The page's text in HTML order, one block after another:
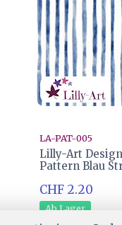
LA-PAT-005
Lilly-Art
Pattern Blau
CHF 2.20
Ab Lager